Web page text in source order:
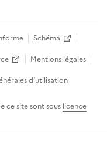
Schéma
Mentions légales
d’utilisation
ce site sont sous licence